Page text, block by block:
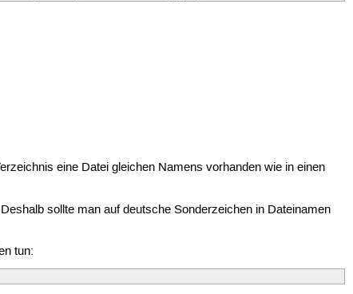
eine Datei gleichen Namens vorhanden wie in einen
sollte man auf deutsche Sonderzeichen in Dateinamen
tun: